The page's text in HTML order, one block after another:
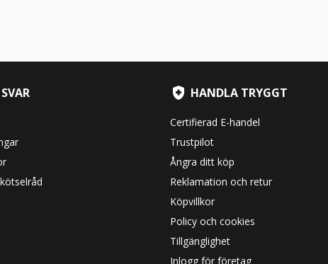
HANDLA TRYGGT
Certifierad E-handel
Trustpilot
Ångra ditt köp
Reklamation och retur
Köpvillkor
Policy och cookies
Tillgänglighet
Inlogg för företag